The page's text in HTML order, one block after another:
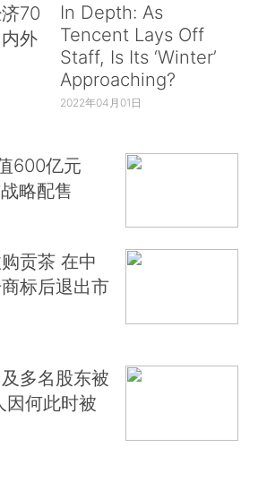
70
外
In Depth: As
Tencent Lays Off
Staff, Is Its ‘Winter’
Approaching?
2022年04月01日
600亿元
略配售
贡茶 在中
标后退出市
及多名股东被
因何此时被